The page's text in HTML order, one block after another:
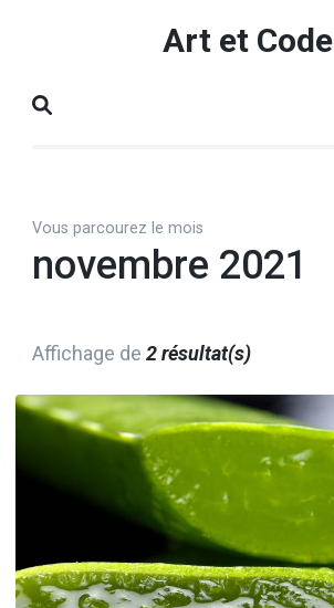
(Pressez
Art et Code
Vous parcourez le mois
novembre 2021
Affichage de 2 résultat(s)